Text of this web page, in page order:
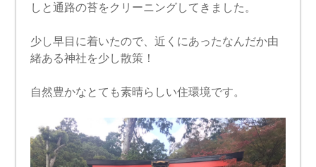
しと通路の苔をクリーニングしてきました。
少し早目に着いたので、近くにあったなんだか由
緒ある神社を少し散策！
自然豊かなとても素晴らしい住環境です。